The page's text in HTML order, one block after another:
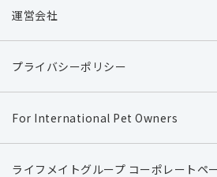
運営会社
プライバシーポリシー
For International Pet Owners
ライフメイトグループ コーポレートペ